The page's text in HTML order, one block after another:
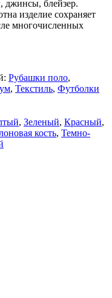
джинсы, блейзер.
изделие сохраняет
многочисленных
Рубашки поло,
, Текстиль, Футболки
, Зеленый, Красный,
кость, Темно-